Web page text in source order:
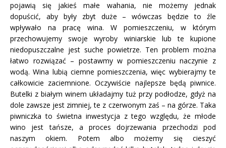
pojawią się jakieś małe wahania, nie możemy jednak
dopuścić, aby były zbyt duże – wówczas będzie to źle
wpływało na pracę wina. W pomieszczeniu, w którym
przechowujemy swoje wyroby winiarskie lub te kupione
niedopuszczalne jest suche powietrze. Ten problem można
łatwo rozwiązać – postawmy w pomieszczeniu naczynie z
wodą. Wina lubią ciemne pomieszczenia, więc wybierajmy te
całkowicie zaciemnione. Oczywiście najlepsze będą piwnice.
Butelki z białym winem układajmy tuż przy podłodze, gdyż na
dole zawsze jest zimniej, te z czerwonym zaś – na górze. Taka
piwniczka to świetna inwestycja z tego względu, że młode
wino jest tańsze, a proces dojrzewania przechodzi pod
naszym okiem. Potem albo możemy się cieszyć